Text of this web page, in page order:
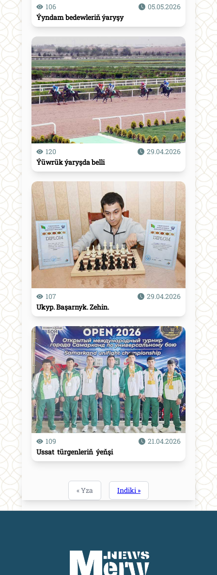
106
05.05.2026
Ýyndam bedewleriň ýaryşy
120
29.04.2026
Ýüwrük ýaryşda belli
107
29.04.2026
Ukyp. Başarnyk. Zehin.
109
21.04.2026
Ussat türgenleriň ýeňşi
« Yza Indiki »